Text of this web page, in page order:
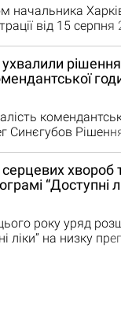
начальника
від 15
області» та
районної
19 серпня 2025 року
району (крім
ухвалили
Синєгубов
оборони
ХОВА Олега
комендантська
05:00. Зміни
хвороб
“Доступні
року уряд
ліки” на низку